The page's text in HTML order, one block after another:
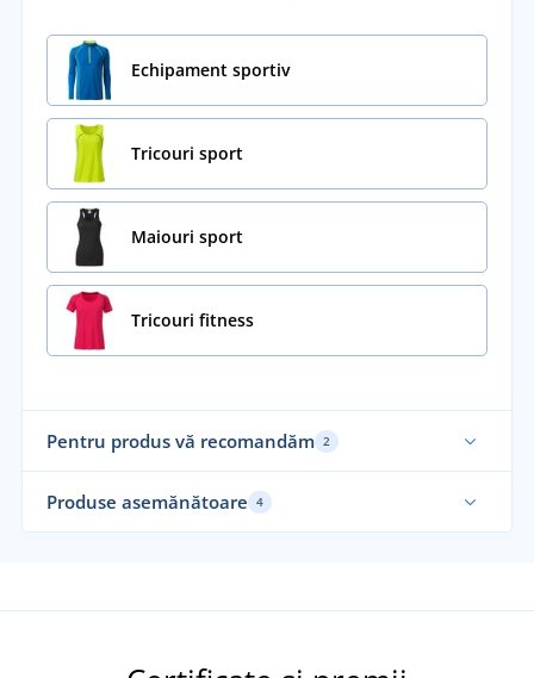
Echipament sportiv
Tricouri sport
Maiouri sport
Tricouri fitness
Pentru produs vă recomandăm 2
Produse asemănătoare 4